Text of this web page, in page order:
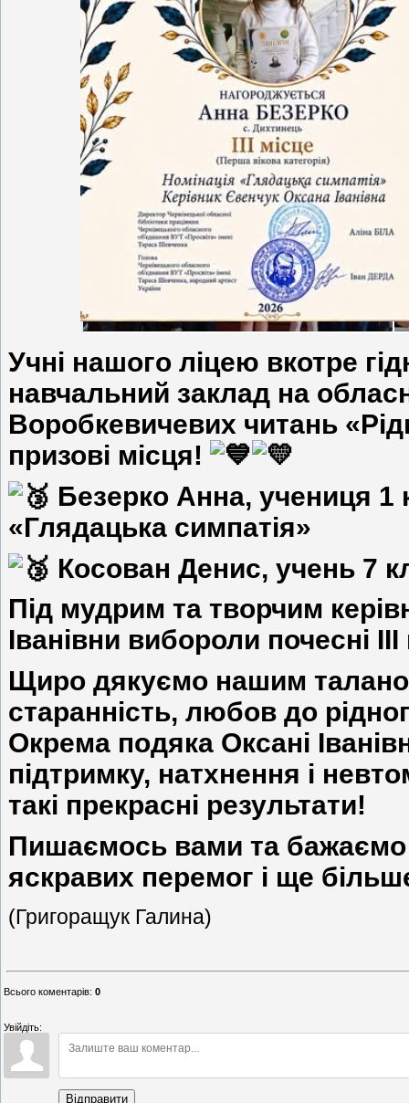
Учні нашого ліцею вкотре
навчальний заклад на
Воробкевичевих читань
призові місця!
Безерко Анна, учениця 1
«Глядацька симпатія»
Косован Денис, учень 7
Під мудрим та творчим
Іванівни вибороли почесні
Щиро дякуємо нашим
старанність, любов до
Окрема подяка Оксані
підтримку, натхнення і
такі прекрасні результати!
Пишаємось вами та бажаємо
яскравих перемог і ще
(Григоращук Галина)
Всього коментарів: 0
Увійдіть:
Відправити